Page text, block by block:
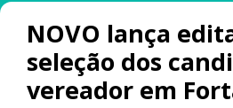
NOVO lança
seleção dos
vereador em